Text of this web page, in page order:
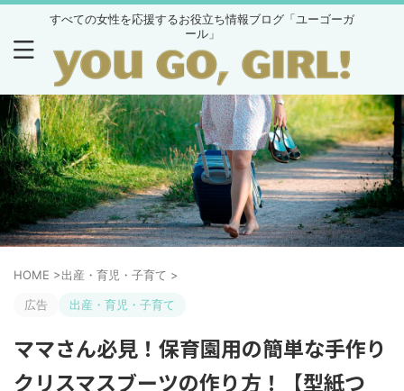
すべての女性を応援するお役立ち情報ブログ「ユーゴーガ
ール」
HOME >出産・育児・子育て >
広告 出産・育児・子育て
ママさん必見！保育園用の簡単な手作り
クリスマスブーツの作り方！【型紙つ